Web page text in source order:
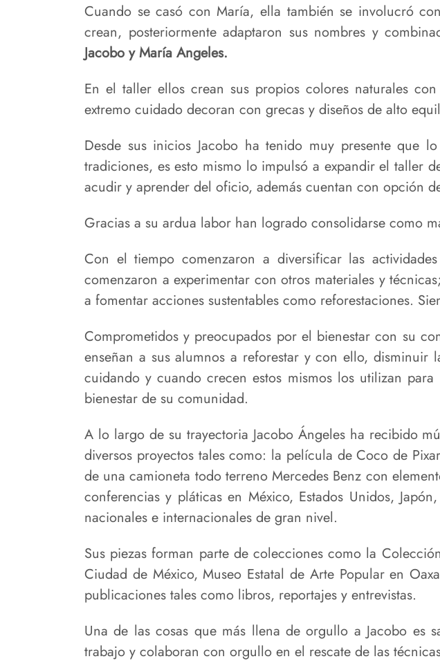
Cuando se casó con María, ella también se involucró
crean, posteriormente adaptaron sus nombres y
Jacobo y María Angeles.
En el taller ellos crean sus propios colores naturales
extremo cuidado decoran con grecas y diseños de alto
Desde sus inicios Jacobo ha tenido muy presente
tradiciones, es esto mismo lo impulsó a expandir el taller
acudir y aprender del oficio, además cuentan con opción
Gracias a su ardua labor han logrado consolidarse como
Con el tiempo comenzaron a diversificar las
comenzaron a experimentar con otros materiales y
a fomentar acciones sustentables como reforestaciones.
Comprometidos y preocupados por el bienestar con su
enseñan a sus alumnos a reforestar y con ello,
cuidando y cuando crecen estos mismos los utilizan
bienestar de su comunidad.
A lo largo de su trayectoria Jacobo Ángeles ha recibido
diversos proyectos tales como: la película de Coco de
de una camioneta todo terreno Mercedes Benz con
conferencias y pláticas en México, Estados Unidos,
nacionales e internacionales de gran nivel.
Sus piezas forman parte de colecciones como la
Ciudad de México, Museo Estatal de Arte Popular en
publicaciones tales como libros, reportajes y entrevistas.
Una de las cosas que más llena de orgullo a Jacobo es
trabajo y colaboran con orgullo en el rescate de las